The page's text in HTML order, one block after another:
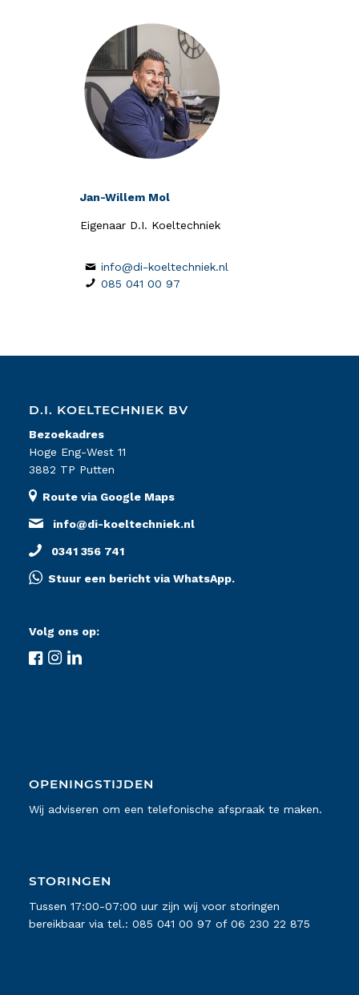
Jan-Willem Mol
Eigenaar D.I. Koeltechniek
info@di-koeltechniek.nl
085 041 00 97
D.I. KOELTECHNIEK BV
Bezoekadres
Hoge Eng-West 11
3882 TP Putten
Route via Google Maps
info@di-koeltechniek.nl
0341 356 741
Stuur een bericht via WhatsApp.
Volg ons op:
OPENINGSTIJDEN
Wij adviseren om een telefonische afspraak te maken.
STORINGEN
Tussen 17:00-07:00 uur zijn wij voor storingen
bereikbaar via tel.: 085 041 00 97 of 06 230 22 875